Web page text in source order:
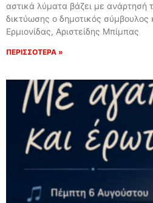
αστικά λύματα βάζει με ανάρτησή
δικτύωσης ο δημοτικός
Ερμιονίδας, Αριστείδης Μπίμπας
ΠΕΡΙΣΣΟΤΕΡΑ »